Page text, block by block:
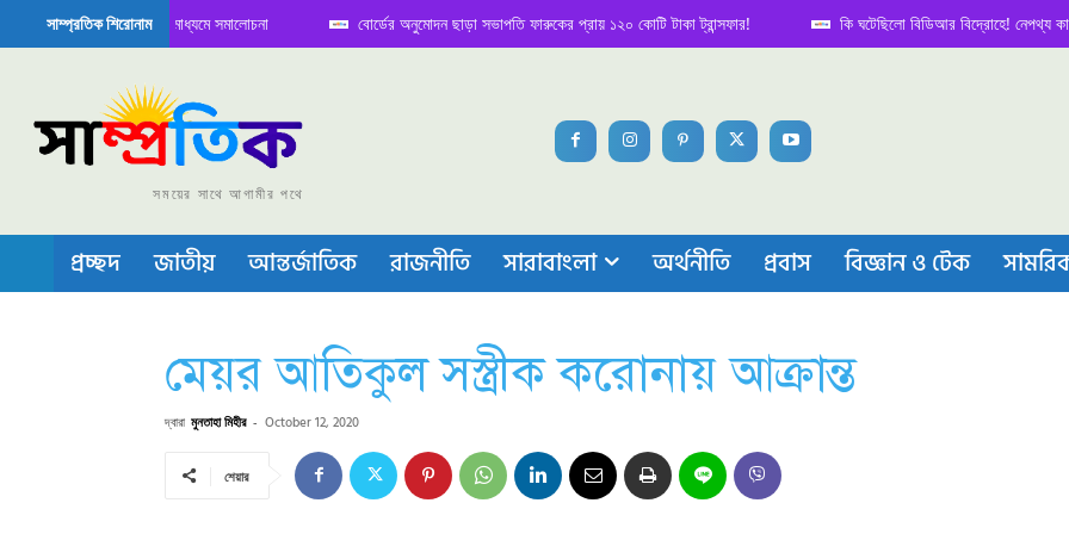
সাম্প্রতিক শিরোনাম
সামাজিক যোগাযোগ মাধ্যমে সমালোচনা বোর্ডের অনুমোদন ছাড়া সভাপতি ফারুকের প্রায় ১২০ কোটি টাকা ট্রান্সফার! কি ঘটেছিলো বিডিআর বিদ্রোহে! নেপথ্য কাহিনি
বা চীপ তৈরিতে নিজের শক্ত অবস্থান জানান দিচ্ছে চীন
সময়ের সাথে আগামীর পথে
প্রচ্ছদ জাতীয় আন্তর্জাতিক রাজনীতি সারাবাংলা অর্থনীতি প্রবাস বিজ্ঞান ও টেক
মেয়র আতিকুল সস্ত্রীক করোনায় আক্রান্ত
দ্বারা মুনতাহা মিহীর - October 12, 2020
শেয়ার